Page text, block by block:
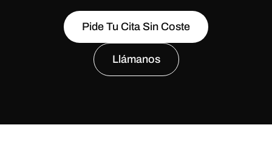
Pide Tu Cita Sin Coste
Llámanos